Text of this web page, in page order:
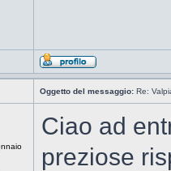
Oggetto del messaggio: Re:
Ciao ad
preziose